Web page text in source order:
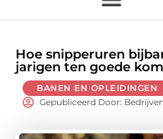
Hoe snipperuren
jarigen ten goede
BANEN EN OPLEIDINGEN
Gepubliceerd Door: